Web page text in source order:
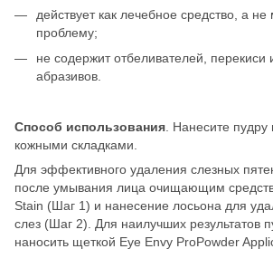
действует как лечебное средство, а не
проблему;
не содержит отбеливателей, перекиси
абразивов.
Способ использования . Нанесите
кожными складками.
Для эффективного удаления слезных
после умывания лица очищающим
Stain (Шаг 1) и нанесение лосьона для
слез (Шаг 2). Для наилучших результатов
наносить щеткой Eye Envy ProPowder